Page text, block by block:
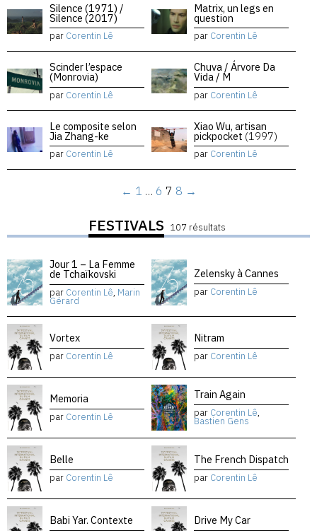
Silence (1971) /
Silence (2017)
par Corentin Lê
Matrix, un legs en
question
par Corentin Lê
Scinder l’espace
(Monrovia)
par Corentin Lê
Chuva / Árvore Da
Vida / M
par Corentin Lê
Le composite selon
Jia Zhang-ke
par Corentin Lê
Xiao Wu, artisan
pickpocket (1997)
par Corentin Lê
← 1 … 6 7 8 →
FESTIVALS 107 résultats
Jour 1 – La Femme
de Tchaïkovski
par Corentin Lê, Marin
Gérard
Zelensky à Cannes
par Corentin Lê
Vortex
par Corentin Lê
Nitram
par Corentin Lê
Memoria
par Corentin Lê
Train Again
par Corentin Lê,
Bastien Gens
Belle
par Corentin Lê
The French Dispatch
par Corentin Lê
Babi Yar. Contexte Drive My Car